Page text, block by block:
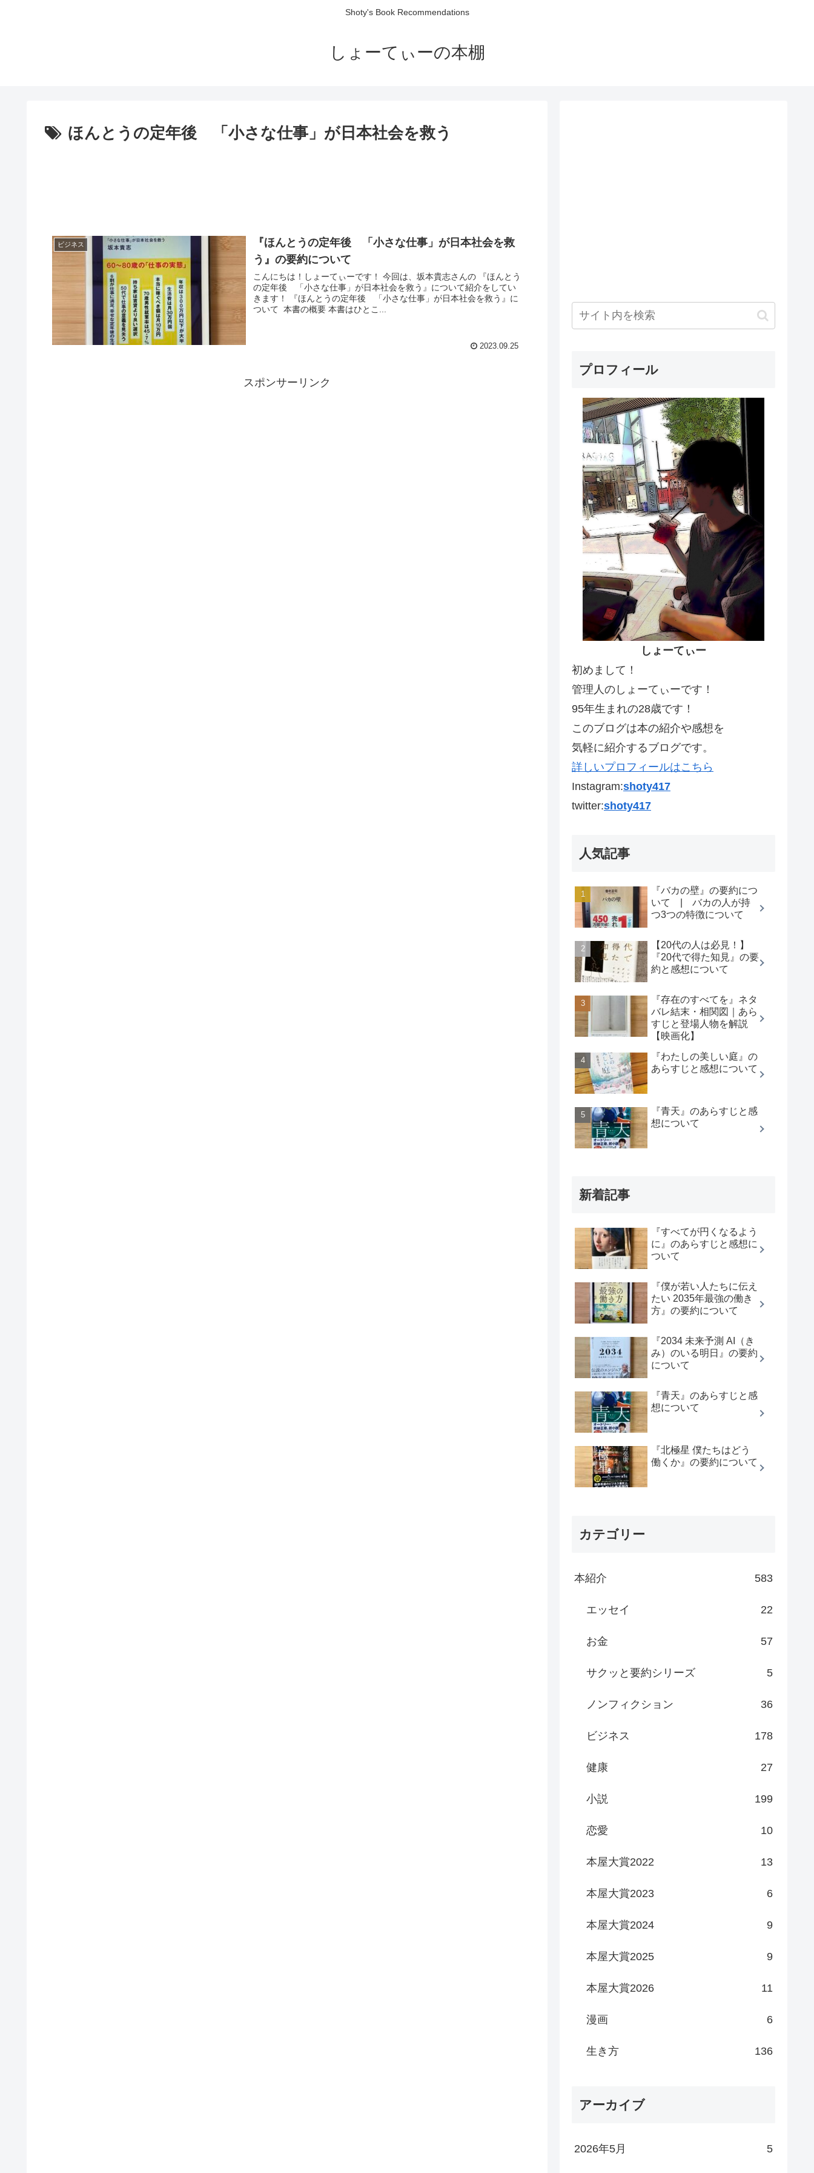
Shoty's Book Recommendations
しょーてぃーの本棚
ほんとうの定年後 「小さな仕事」が日本社会を救う
ビジネス
『ほんとうの定年後 「小さな仕事」が日本社会を救
う』の要約について
こんにちは！しょーてぃーです！ 今回は、坂本貴志さんの 『ほんとう
の定年後 「小さな仕事」が日本社会を救う』について紹介をしてい
きます！ 『ほんとうの定年後 「小さな仕事」が日本社会を救う』に
ついて 本書の概要 本書はひとこ...
2023.09.25
スポンサーリンク
プロフィール
しょーてぃー
初めまして！
管理人のしょーてぃーです！
95年生まれの28歳です！
このブログは本の紹介や感想を
気軽に紹介するブログです。
詳しいプロフィールはこちら
Instagram:shoty417
twitter:shoty417
人気記事
『バカの壁』の要約につ
いて | バカの人が持
つ3つの特徴について
【20代の人は必見！】
『20代で得た知見』の要
約と感想について
『存在のすべてを』ネタ
バレ結末・相関図｜あら
すじと登場人物を解説
【映画化】
『わたしの美しい庭』の
あらすじと感想について
『青天』のあらすじと感
想について
新着記事
『すべてが円くなるよう
に』のあらすじと感想に
ついて
『僕が若い人たちに伝え
たい 2035年最強の働き
方』の要約について
『2034 未来予測 AI（き
み）のいる明日』の要約
について
『青天』のあらすじと感
想について
『北極星 僕たちはどう
働くか』の要約について
カテゴリー
本紹介 583
エッセイ 22
お金 57
サクッと要約シリーズ 5
ノンフィクション 36
ビジネス 178
健康 27
小説 199
恋愛 10
本屋大賞2022 13
本屋大賞2023 6
本屋大賞2024 9
本屋大賞2025 9
本屋大賞2026 11
漫画 6
生き方 136
アーカイブ
2026年5月 5